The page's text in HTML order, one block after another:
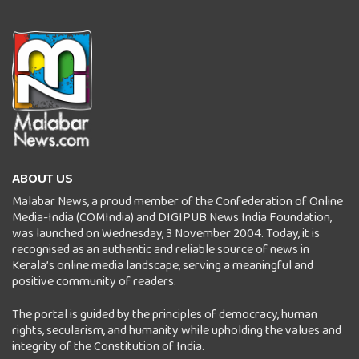
ABOUT US
Malabar News, a proud member of the Confederation of Online
Media-India (COMIndia) and DIGIPUB News India Foundation,
was launched on Wednesday, 3 November 2004. Today, it is
recognised as an authentic and reliable source of news in
Kerala’s online media landscape, serving a meaningful and
positive community of readers.
The portal is guided by the principles of democracy, human
rights, secularism, and humanity while upholding the values and
integrity of the Constitution of India.